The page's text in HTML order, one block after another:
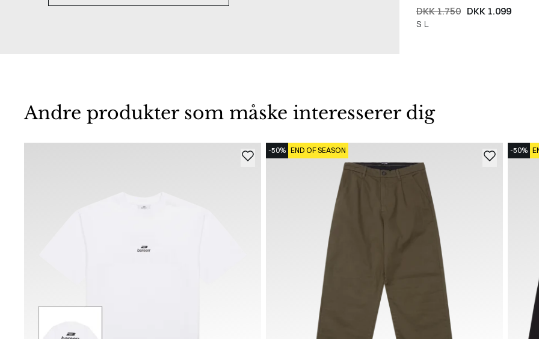
DKK 1.750 DKK 1.099
S L
Andre produkter som måske interesserer dig
-50% END OF SEASON -50%